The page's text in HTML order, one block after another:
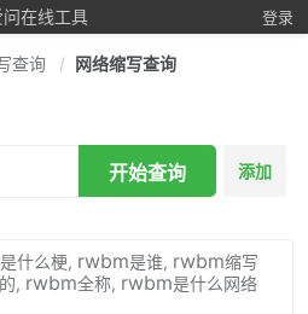
问在线工具 登录
查询 网络缩写查询
开始查询 添加
是什么梗, rwbm是谁, rwbm缩写
, rwbm全称, rwbm是什么网络